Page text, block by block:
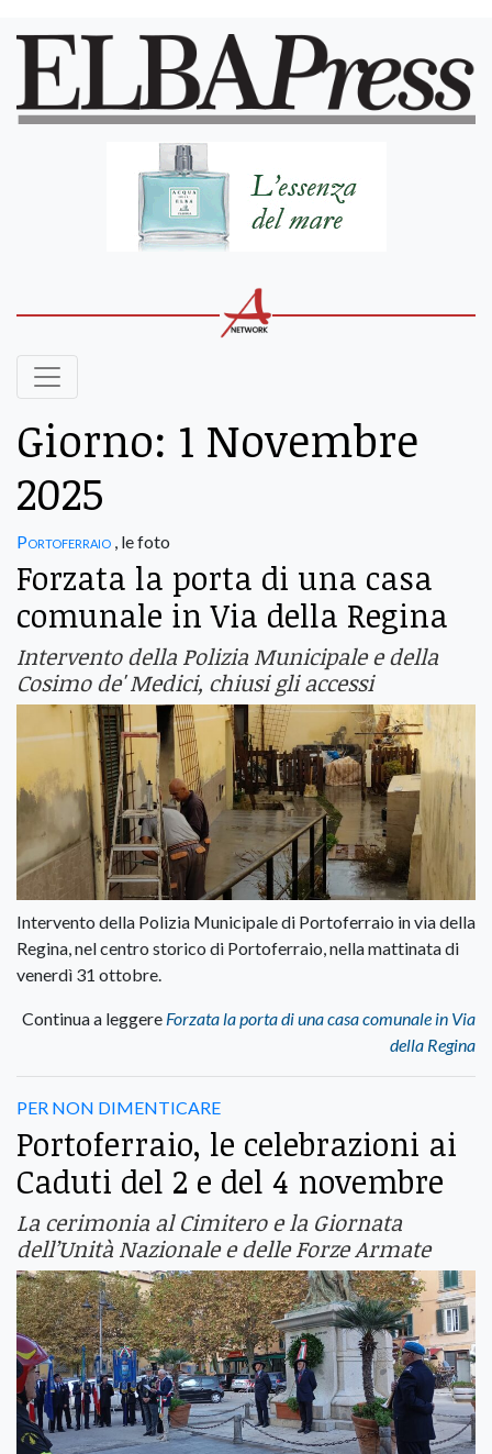
Giorno: 1 Novembre
2025
Portoferraio , le foto
Forzata la porta di una casa
comunale in Via della Regina
Intervento della Polizia Municipale e della
Cosimo de' Medici, chiusi gli accessi
Intervento della Polizia Municipale di Portoferraio in via della
Regina, nel centro storico di Portoferraio, nella mattinata di
venerdì 31 ottobre.
Continua a leggere Forzata la porta di una casa comunale in Via
della Regina
PER NON DIMENTICARE
Portoferraio, le celebrazioni ai
Caduti del 2 e del 4 novembre
La cerimonia al Cimitero e la Giornata
dell’Unità Nazionale e delle Forze Armate